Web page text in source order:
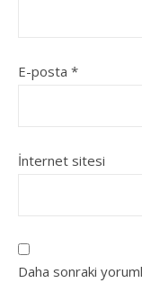
E-posta *
İnternet sitesi
Daha sonraki